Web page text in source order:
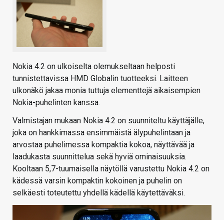
Nokia 4.2 on ulkoiselta olemukseltaan helposti
tunnistettavissa HMD Globalin tuotteeksi. Laitteen
ulkonäkö jakaa monia tuttuja elementtejä aikaisempien
Nokia-puhelinten kanssa.
Valmistajan mukaan Nokia 4.2 on suunniteltu käyttäjälle,
joka on hankkimassa ensimmäistä älypuhelintaan ja
arvostaa puhelimessa kompaktia kokoa, näyttävää ja
laadukasta suunnittelua sekä hyviä ominaisuuksia.
Kooltaan 5,7-tuumaisella näytöllä varustettu Nokia 4.2 on
kädessä varsin kompaktin kokoinen ja puhelin on
selkäesti toteutettu yhdellä kädellä käytettäväksi.